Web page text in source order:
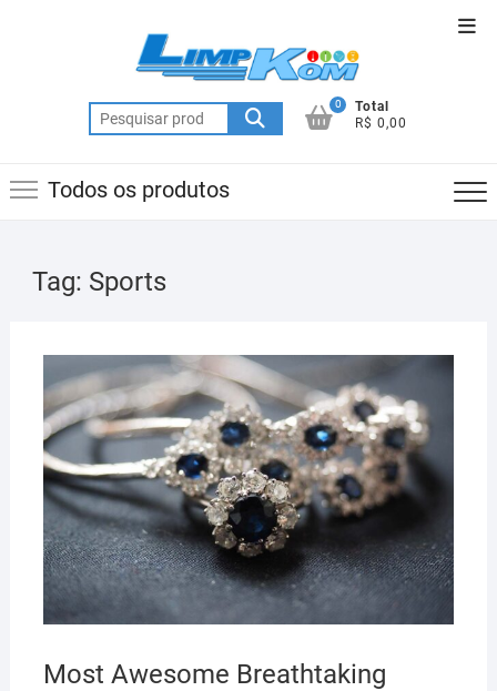
Pesquisar
por:
0
Total
R$ 0,00
Todos os produtos
Tag: Sports
Most Awesome Breathtaking